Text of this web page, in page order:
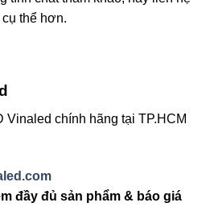
30° – 40°
IP20 – IP30
thể hơn.
chính hãng tại TP.HCM
đầy đủ sản phẩm & báo giá